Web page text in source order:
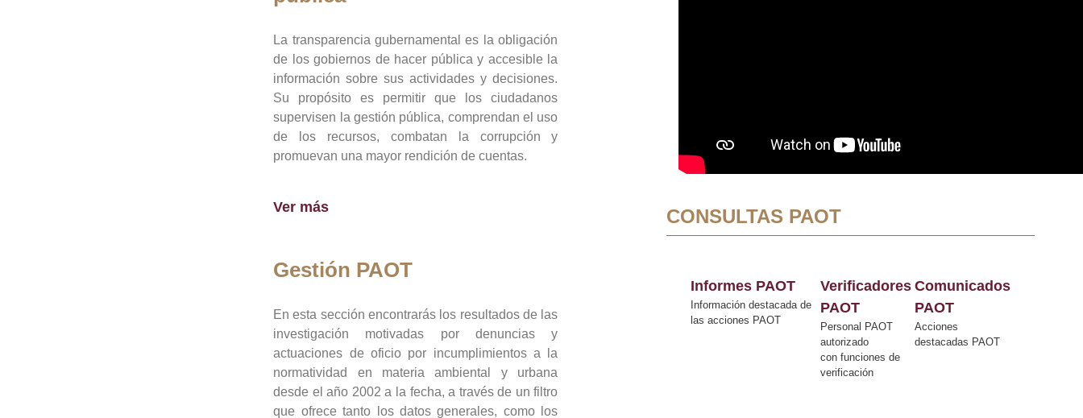
La transparencia gubernamental es la obligación
de los gobiernos de hacer pública y accesible la
información sobre sus actividades y decisiones.
Su propósito es permitir que los ciudadanos
supervisen la gestión pública, comprendan el uso
de los recursos, combatan la corrupción y
promuevan una mayor rendición de cuentas.
Ver más
Gestión PAOT
En esta sección encontrarás los resultados de las
investigación motivadas por denuncias y
actuaciones de oficio por incumplimientos a la
normatividad en materia ambiental y urbana
desde el año 2002 a la fecha, a través de un filtro
que ofrece tanto los datos generales, como los
CONSULTAS PAOT
Informes PAOT
Información destacada de
las acciones PAOT
Verificadores
PAOT
Personal PAOT
autorizado
con funciones de
verificación
Comunicados
PAOT
Acciones
destacadas PAOT